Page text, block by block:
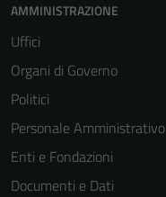
AMMINISTRAZIONE
Uffici
Organi di Governo
Politici
Personale Amministrativo
Enti e Fondazioni
Documenti e Dati